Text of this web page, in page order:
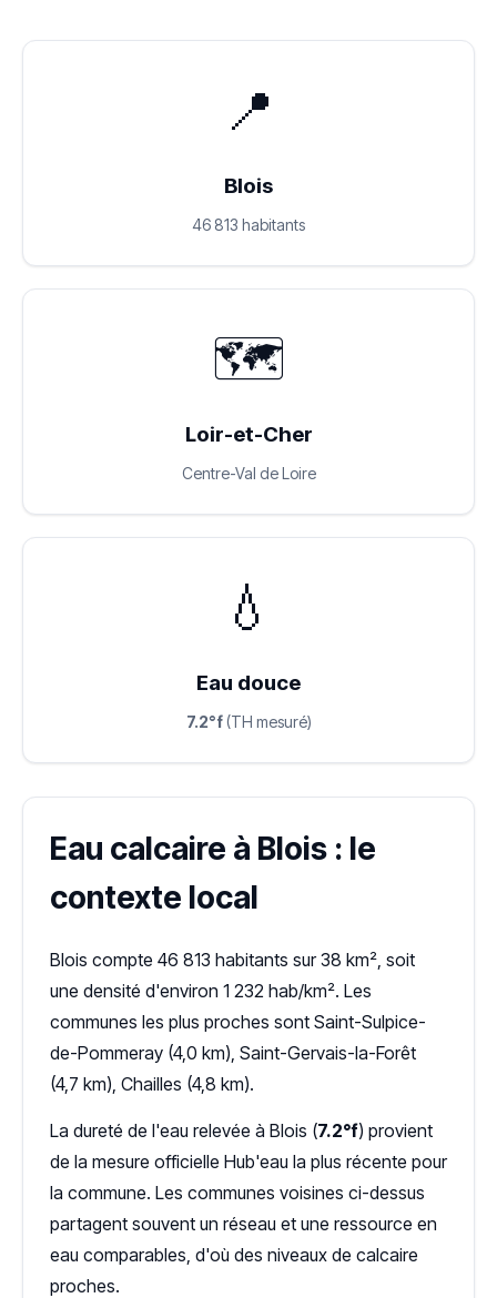
📍
Blois
46 813 habitants
🗺️
Loir-et-Cher
Centre-Val de Loire
💧
Eau douce
7.2°f(TH mesuré)
Eau calcaire à Blois : le
contexte local
Blois compte 46 813 habitants sur 38 km², soit
une densité d'environ 1 232 hab/km². Les
communes les plus proches sont Saint-Sulpice-
de-Pommeray (4,0 km), Saint-Gervais-la-Forêt
(4,7 km), Chailles (4,8 km).
La dureté de l'eau relevée à Blois (7.2°f) provient
de la mesure officielle Hub'eau la plus récente pour
la commune. Les communes voisines ci-dessus
partagent souvent un réseau et une ressource en
eau comparables, d'où des niveaux de calcaire
proches.